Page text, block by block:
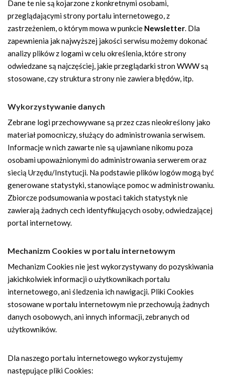
Dane te nie są kojarzone z konkretnymi osobami,
przeglądającymi strony portalu internetowego, z
zastrzeżeniem, o którym mowa w punkcie Newsletter. Dla
zapewnienia jak najwyższej jakości serwisu możemy dokonać
analizy plików z logami w celu określenia, które strony
odwiedzane są najczęściej, jakie przeglądarki stron WWW są
stosowane, czy struktura strony nie zawiera błędów, itp.
Wykorzystywanie danych
Zebrane logi przechowywane są przez czas nieokreślony jako
materiał pomocniczy, służący do administrowania serwisem.
Informacje w nich zawarte nie są ujawniane nikomu poza
osobami upoważnionymi do administrowania serwerem oraz
siecią Urzędu/Instytucji. Na podstawie plików logów mogą być
generowane statystyki, stanowiące pomoc w administrowaniu.
Zbiorcze podsumowania w postaci takich statystyk nie
zawierają żadnych cech identyfikujących osoby, odwiedzającej
portal internetowy.
Mechanizm Cookies w portalu internetowym
Mechanizm Cookies nie jest wykorzystywany do pozyskiwania
jakichkolwiek informacji o użytkownikach portalu
internetowego, ani śledzenia ich nawigacji. Pliki Cookies
stosowane w portalu internetowym nie przechowują żadnych
danych osobowych, ani innych informacji, zebranych od
użytkowników.
Dla naszego portalu internetowego wykorzystujemy
następujące pliki Cookies: